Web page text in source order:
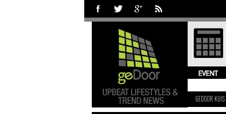
GEDOOR KUIS